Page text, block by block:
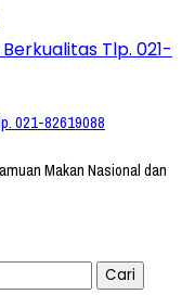
021-82619088
Makan Nasional dan